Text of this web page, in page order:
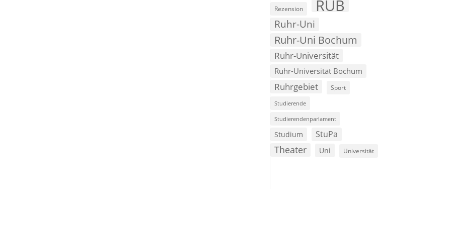
Rezension RUB
Ruhr-Uni
Ruhr-Uni Bochum
Ruhr-Universität
Ruhr-Universität Bochum
Ruhrgebiet Sport
Studierende
Studierendenparlament
Studium StuPa
Theater Uni Universität